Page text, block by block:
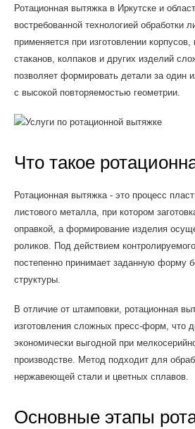
Ротационная вытяжка в Иркутске и
востребованной технологией обработки
применяется при изготовлении
стаканов, колпаков и других изделий
позволяет формировать детали за один
с высокой повторяемостью геометрии.
Что такое
Ротационная вытяжка - это процесс
листового металла, при котором
оправкой, а формирование изделия
роликов. Под действием
постепенно принимает заданную форму
структуры.
В отличие от штамповки, ротационная
изготовления сложных пресс-форм, что
экономически выгодной при
производстве. Метод подходит для
нержавеющей стали и цветных сплавов.
Основные этапы